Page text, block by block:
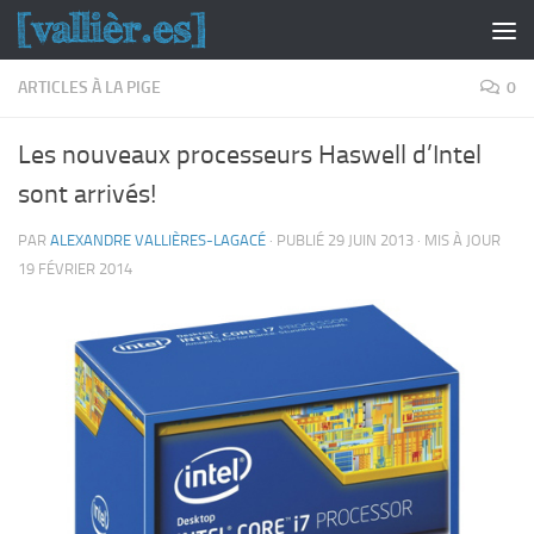
Skip to content
ARTICLES À LA PIGE 0
Les nouveaux processeurs Haswell d’Intel
sont arrivés!
PAR ALEXANDRE VALLIÈRES-LAGACÉ · PUBLIÉ 29 JUIN 2013 · MIS À JOUR
19 FÉVRIER 2014